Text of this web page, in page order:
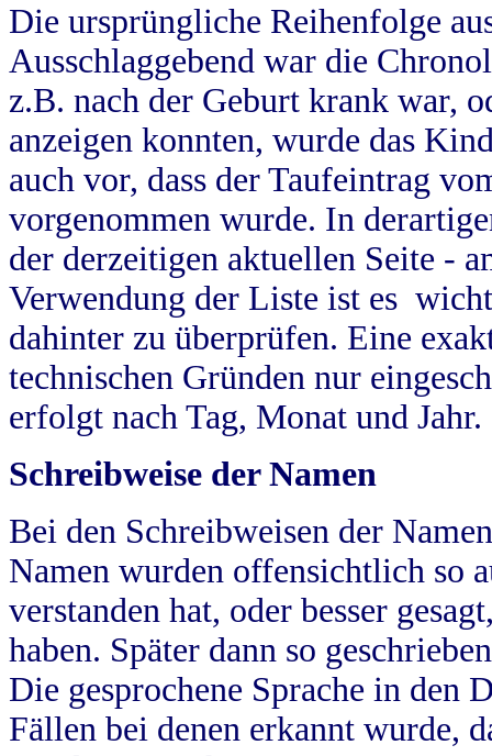
Die ursprüngliche Reihenfolge
Ausschlaggebend war die
z.B. nach der Geburt krank war,
anzeigen konnten, wurde das
auch vor, dass der Taufeintrag
vorgenommen wurde. In
der derzeitigen aktuellen Seite -
Verwendung der Liste ist es
dahinter zu überprüfen. Eine
technischen Gründen nur
erfolgt nach Tag, Monat und Jahr.
Schreibweise der Namen
Bei den Schreibweisen der
Namen wurden offensichtlich so
verstanden hat, oder besser
haben. Später dann so
Die gesprochene Sprache in
Fällen bei denen erkannt wurde,